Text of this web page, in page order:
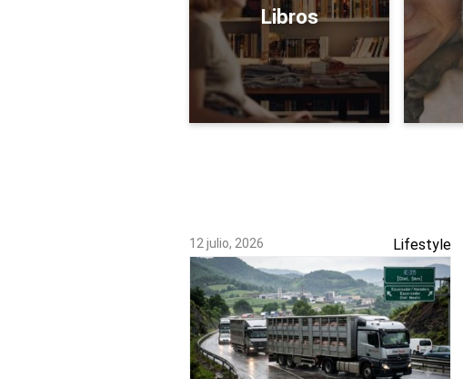
Libros
N
u
e
s
t
12 julio, 2026 Lifestyle